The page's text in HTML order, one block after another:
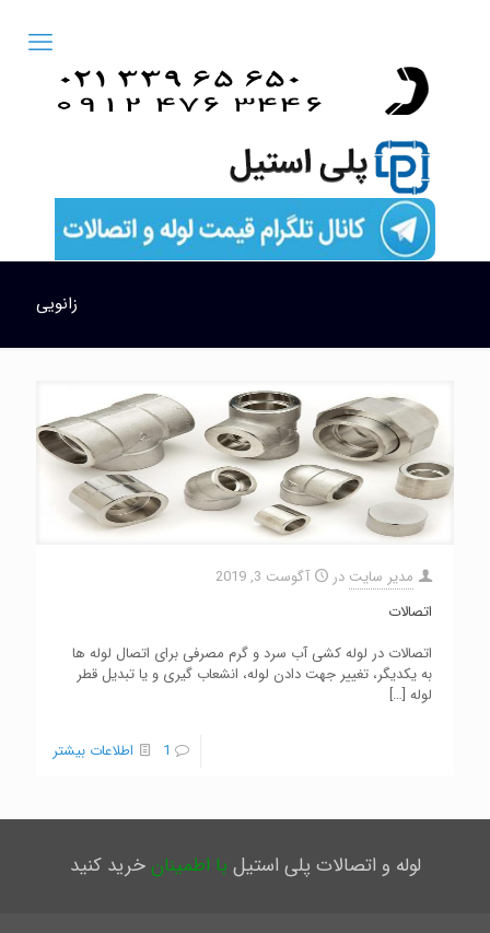
زانویی
مدیر سایت در
آگوست 3, 2019
اتصالات
اتصالات در لوله کشی آب سرد و گرم مصرفی برای اتصال لوله ها
به یکدیگر، تغییر جهت دادن لوله، انشعاب گیری و یا تبدیل قطر
لوله […]
1 اطلاعات بیشتر
لوله و اتصالات پلی استیل با اطمینانخرید کنید